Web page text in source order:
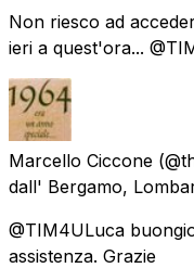
Non riesco ad
ieri a quest'ora...
Marcello Ciccone
dall' Bergamo,
@TIM4ULuca
assistenza. Grazie